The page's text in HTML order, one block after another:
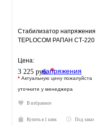
Стабилизатор напряжения
TEPLOCOM РАПАН СТ-220
Цена:
3 225 руб.*
* Актуальную цену пожалуйста
уточните у менеджера
В избранное
Купить в 1 клик Под заказ